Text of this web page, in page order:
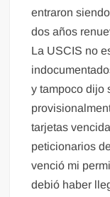
entraron
dos años
La USCIS no
y tampoco dijo
tarjetas
peticionarios
venció mi
debió haber